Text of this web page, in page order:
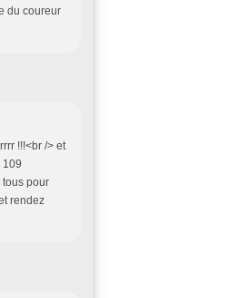
du coureur
!!!<br /> et
109
tous pour
rendez